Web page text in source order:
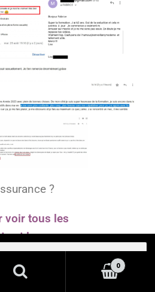
?
voir tous les
et les preuves >>
voir tous les
0